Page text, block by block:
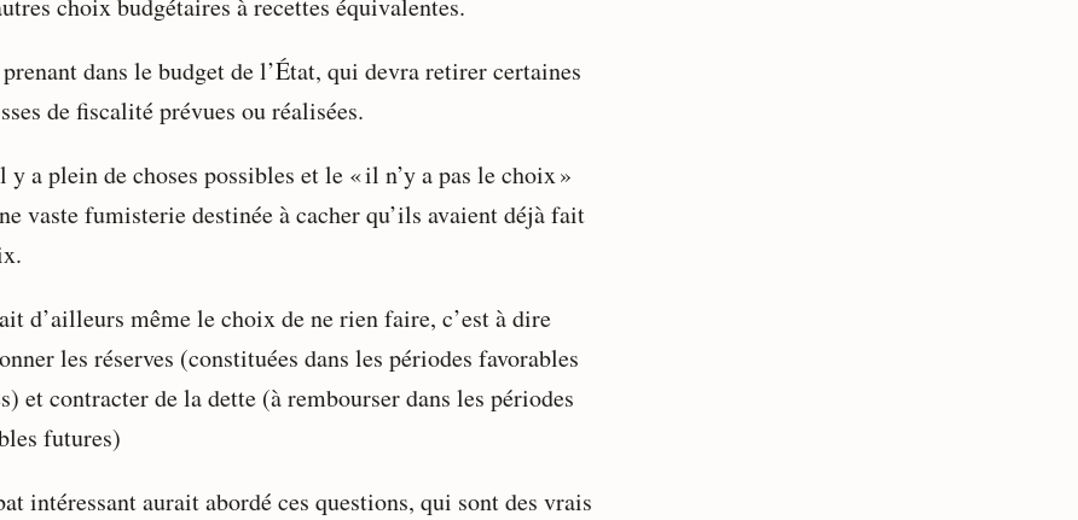
choix budgétaires à recettes équivalentes.
dans le budget de l’État, qui devra retirer certaines
de fiscalité prévues ou réalisées.
a plein de choses possibles et le « il n’y a pas le choix »
vaste fumisterie destinée à cacher qu’ils avaient déjà fait
d’ailleurs même le choix de ne rien faire, c’est à dire
les réserves (constituées dans les périodes favorables
et contracter de la dette (à rembourser dans les périodes
futures)
intéressant aurait abordé ces questions, qui sont des vrais